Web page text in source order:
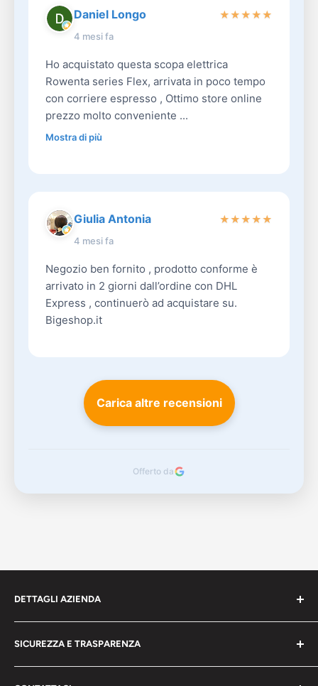
Daniel Longo
4 mesi fa
★★★★★
Ho acquistato questa scopa elettrica
Rowenta series Flex, arrivata in poco tempo
con corriere espresso , Ottimo store online
prezzo molto conveniente ...
Mostra di più
Giulia Antonia
4 mesi fa
★★★★★
Negozio ben fornito , prodotto conforme è
arrivato in 2 giorni dall’ordine con DHL
Express , continuerò ad acquistare su.
Bigeshop.it
Carica altre recensioni
Offerto da
DETTAGLI AZIENDA
DITTA INDIVIDUALE
SICUREZZA E TRASPARENZA
Chi siamo